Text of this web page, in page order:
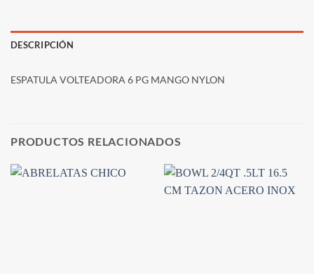
DESCRIPCIÓN
ESPATULA VOLTEADORA 6 PG MANGO NYLON
PRODUCTOS RELACIONADOS